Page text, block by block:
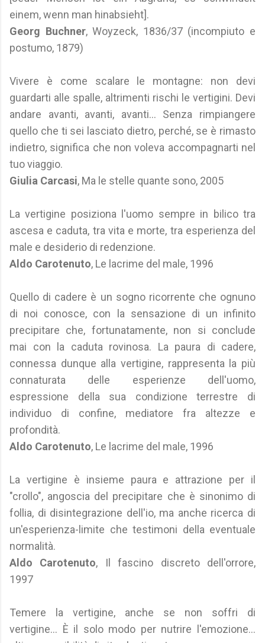
einem, wenn man hinabsieht].
Georg Buchner, Woyzeck, 1836/37 (incompiuto e
postumo, 1879)
Vivere è come scalare le montagne: non devi
guardarti alle spalle, altrimenti rischi le vertigini. Devi
andare avanti, avanti, avanti... Senza rimpiangere
quello che ti sei lasciato dietro, perché, se è rimasto
indietro, significa che non voleva accompagnarti nel
tuo viaggio.
Giulia Carcasi, Ma le stelle quante sono, 2005
La vertigine posiziona l'uomo sempre in bilico tra
ascesa e caduta, tra vita e morte, tra esperienza del
male e desiderio di redenzione.
Aldo Carotenuto, Le lacrime del male, 1996
Quello di cadere è un sogno ricorrente che ognuno
di noi conosce, con la sensazione di un infinito
precipitare che, fortunatamente, non si conclude
mai con la caduta rovinosa. La paura di cadere,
connessa dunque alla vertigine, rappresenta la più
connaturata delle esperienze dell'uomo,
espressione della sua condizione terrestre di
individuo di confine, mediatore fra altezze e
profondità.
Aldo Carotenuto, Le lacrime del male, 1996
La vertigine è insieme paura e attrazione per il
"crollo", angoscia del precipitare che è sinonimo di
follia, di disintegrazione dell'io, ma anche ricerca di
un'esperienza-limite che testimoni della eventuale
normalità.
Aldo Carotenuto, Il fascino discreto dell'orrore,
1997
Temere la vertigine, anche se non soffri di
vertigine... È il solo modo per nutrire l'emozione...